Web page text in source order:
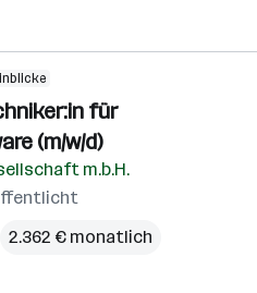
für
(m/w/d)
m.b.H.
2.362 € monatlich